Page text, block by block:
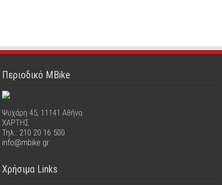
Περιοδικό MBike
Ψυχάρη 45, 11141 Αθήνα
ΧΑΡΤΗΣ
Τηλ.: 210 20 16 500
info@mbike.gr
Χρήσιμα Links